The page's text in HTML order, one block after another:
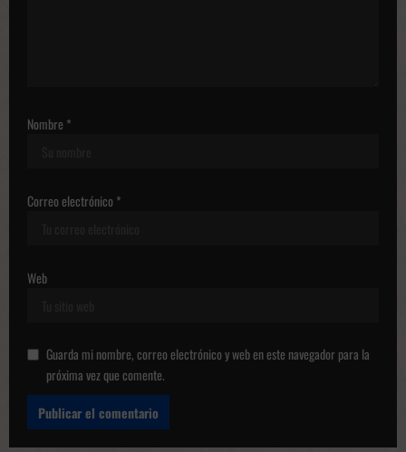
a
o
s
Nombre *
Correo electrónico *
Web
Guarda mi nombre, correo electrónico y web en este navegador para la
próxima vez que comente.